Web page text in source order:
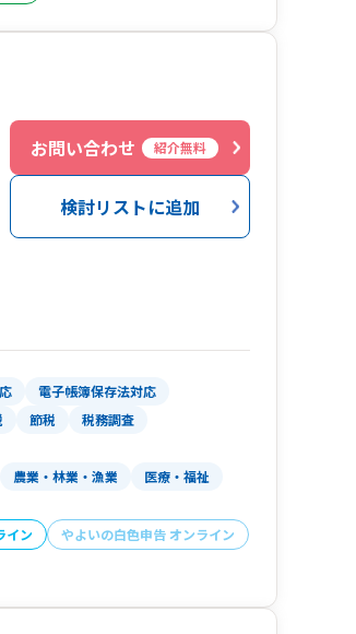
お問い合わせ 紹介無料
検討リストに追加
電子帳簿保存法対応
節税
税務調査
農業・林業・漁業 医療・福祉
イン
やよいの白色申告 オンライン